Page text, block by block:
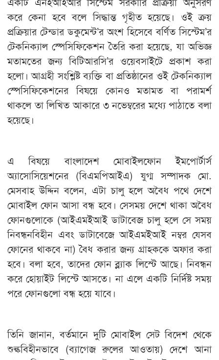
করে কেনা হবে বলে সিদ্ধান্ত গৃহীত হয়েছে। ওই ক্রয়
প্রক্রিয়ার টেন্ডার ডকুমেন্ট’র অংশ হিসেবে বর্ণিত সিস্টেম’র
টেকনিক্যাল স্পেসিফিকেশন তৈরি করা হয়েছে, যা অভিজ্ঞ
মতামতের জন্য বিটিআরসি’র ওয়েবসাইটে প্রকাশ করা
হলো। আগ্রহী সংশ্লিষ্ট ব্যক্তি বা প্রতিষ্ঠানের ওই টেকনিক্যাল
স্পেসিফিকেশনের বিষয়ে কোনও মতামত বা পরামর্শ
থাকলে তা লিখিত আকারে ৩ নভেম্বরের মধ্যে পাঠাতে বলা
হয়েছে।
এ বিষয়ে বাংলাদেশ মোবাইলফোন ইমপোর্টার্স
অ্যাসোসিয়েশনের (বিএমপিআইএ) যুগ্ম সম্পাদক মো.
মেসবাহ উদ্দিন বলেন, এটা চালু হলে অবৈধ পথে দেশে
মোবাইল ফোন আসা বন্ধ হবে। সেসময় দেশে থাকা অবৈধ
ফোনগুলোকে (আইএমইআই ডাটাবেজ চালু হলে সে সময়
নিবন্ধনবিহীন এবং ডাটাবেজে আইএমইআই নম্বর যেসব
ফোনের থাকবে না) বৈধ করার জন্য গ্রাহককে অফার করা
হবে। বলা হবে, তাদের ফোন ব্ল্যাক লিস্টে আছে। নিবন্ধন
করে হোয়াইট লিস্টে আসতে। না এলে একটি নির্দিষ্ট সময়
পরে ফোনগুলো বন্ধ হয়ে যাবে।
তিনি জানান, বর্তমানে দুটি মোবাইল সেট বিদেশ থেকে
শুল্কবিহীনভাবে (ব্যাগেজ রুলের আওতায়) দেশে আনা